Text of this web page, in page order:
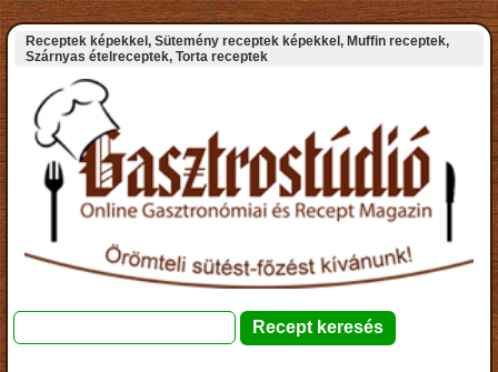
Receptek képekkel, Sütemény receptek képekkel, Muffin receptek,
Szárnyas ételreceptek, Torta receptek